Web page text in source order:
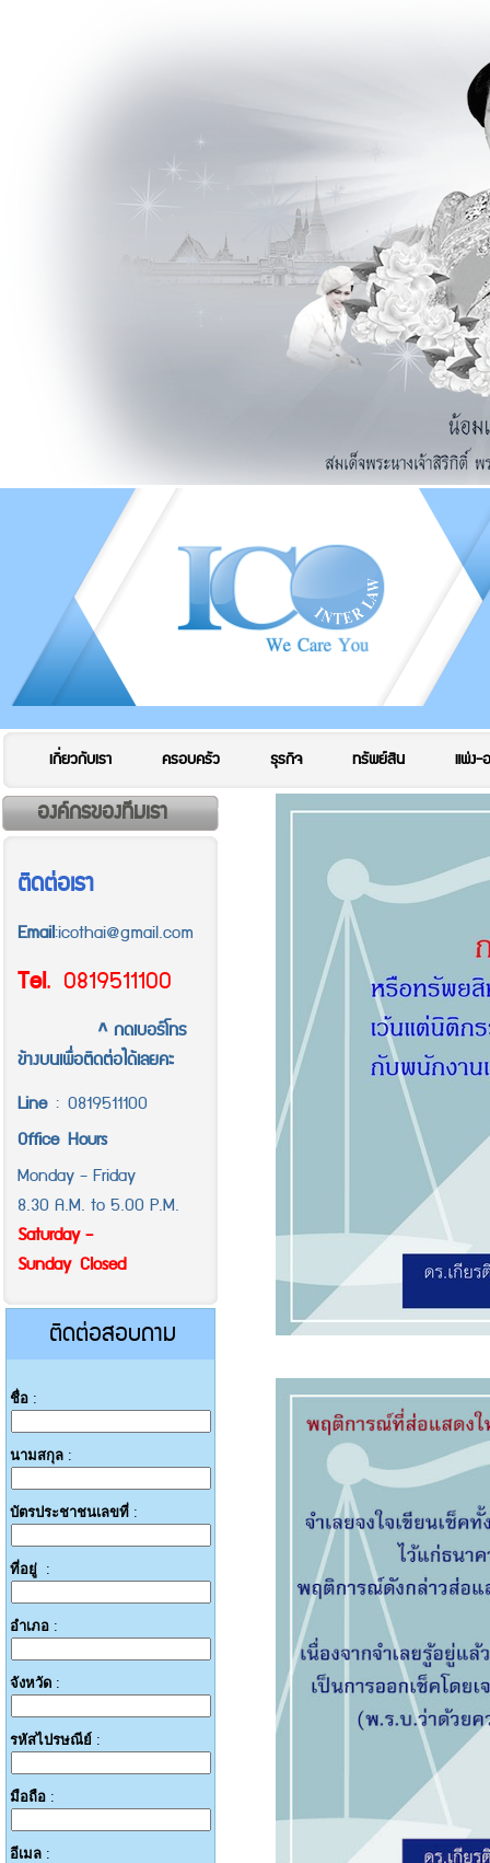
เกี่ยวกับเรา ครอบครัว ธุรกิจ ทรัพย์สิน แพ่ง-
องค์กรของทีมเรา
ติดต่อเรา
Email:icothai@gmail.com
Tel. 0819511100
^ กดเบอร์โทร
ข้างบนเพื่อติดต่อได้เลยคะ
Line: 0819511100
Office Hours
Monday - Friday
8.30 A.M. to 5.00 P.M.
Saturday -
Sunday Closed
ติดต่อสอบถาม
ชื่อ :
นามสกุล :
บัตรประชาชนเลขที่ :
ที่อยู่ :
อำเภอ :
จังหวัด :
รหัสไปรษณีย์ :
มือถือ :
อีเมล :